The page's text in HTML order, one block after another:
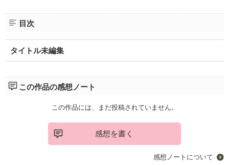
目次
タイトル未編集
この作品の感想ノート
この作品には、まだ投稿されていません。
感想を書く
感想ノートについて